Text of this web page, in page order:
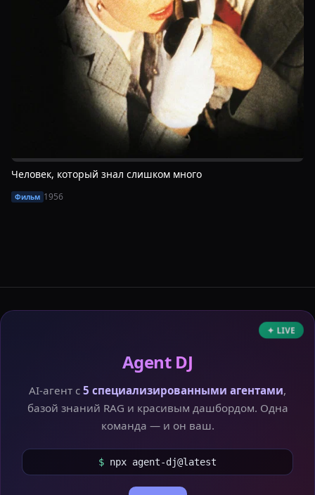
Человек, который знал слишком много
Фильм 1956
✦ LIVE
Agent DJ
AI-агент с 5 специализированными агентами,
базой знаний RAG и красивым дашбордом. Одна
команда — и он ваш.
$ npx agent-dj@latest